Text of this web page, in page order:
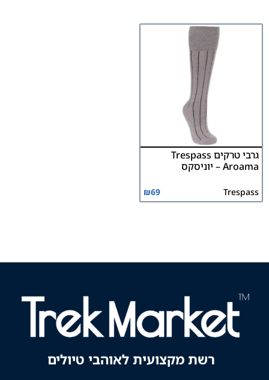
גרבי טרקים Trespass
Aroama – יוניסקס
Trespass
₪69
רשת מקצועית לאוהבי טיולים